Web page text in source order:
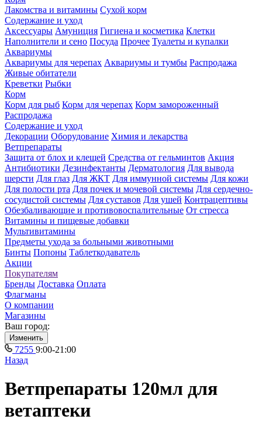
Лакомства и витамины Сухой корм
Содержание и уход
Аксессуары Амуниция Гигиена и косметика Клетки
Наполнители и сено Посуда Прочее Туалеты и купалки
Аквариумы
Аквариумы для черепах Аквариумы и тумбы Распродажа
Живые обитатели
Креветки Рыбки
Корм
Корм для рыб Корм для черепах Корм замороженный
Распродажа
Содержание и уход
Декорации Оборудование Химия и лекарства
Ветпрепараты
Защита от блох и клещей Средства от гельминтов Акция
Антибиотики Дезинфектанты Дерматология Для вывода
шерсти Для глаз Для ЖКТ Для иммунной системы Для кожи
Для полости рта Для почек и мочевой системы Для сердечно-
сосудистой системы Для суставов Для ушей Контрацептивы
Обезбаливающие и противовоспалительные От стресса
Витамины и пищевые добавки
Мультивитамины
Предметы ухода за больными животными
Бинты Попоны Таблеткодаватель
Акции
Покупателям
Бренды Доставка Оплата
Флагманы
О компании
Магазины
Ваш город:
Изменить
7255 9:00-21:00
Назад
Ветпрепараты 120мл для
ветаптеки